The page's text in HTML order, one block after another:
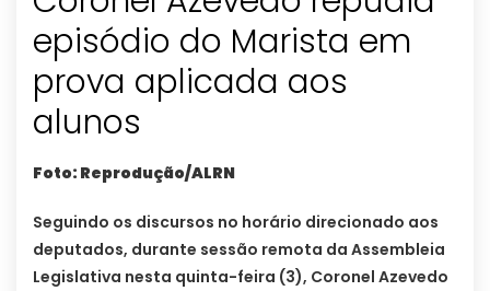
episódio do Marista em
prova aplicada aos
alunos
Foto: Reprodução/ALRN
Seguindo os discursos no horário direcionado aos
deputados, durante sessão remota da Assembleia
Legislativa nesta quinta-feira (3), Coronel Azevedo